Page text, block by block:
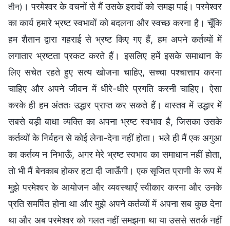
तीन) । परमेश्वर के वचनों से मैं उसके इरादों को समझ पाई। परमेश्वर
का कार्य हमारे भ्रष्ट स्वभावों को बदलना और स्वच्छ करना है। चूँकि
हम शैतान द्वारा गहराई से भ्रष्ट किए गए हैं, हम अपने कर्तव्यों में
लगातार भ्रष्टता प्रकट करते हैं। इसलिए हमें इसके समाधान के
लिए सचेत रहते हुए सत्य खोजना चाहिए, सच्चा पश्चात्ताप करना
चाहिए और अपने जीवन में धीरे-धीरे प्रगति करनी चाहिए। ऐसा
करके ही हम अंततः उद्धार प्राप्त कर सकते हैं। वास्तव में उद्धार में
सबसे बड़ी बाधा व्यक्ति का अपना भ्रष्ट स्वभाव है, जिसका उसके
कर्तव्यों के निर्वहन से कोई लेना-देना नहीं होता। भले ही मैं एक अगुआ
का कर्तव्य न निभाऊँ, अगर मेरे भ्रष्ट स्वभाव का समाधान नहीं होता,
तो भी मैं बेनकाब होकर हटा दी जाऊँगी। एक सृजित प्राणी के रूप में
मुझे परमेश्वर के आयोजन और व्यवस्थाएँ स्वीकार करना और उनके
प्रति समर्पित होना था और मुझे अपने कर्तव्यों में अपना सब कुछ देना
था और अब परमेश्वर को गलत नहीं समझना था या उससे सतर्क नहीं